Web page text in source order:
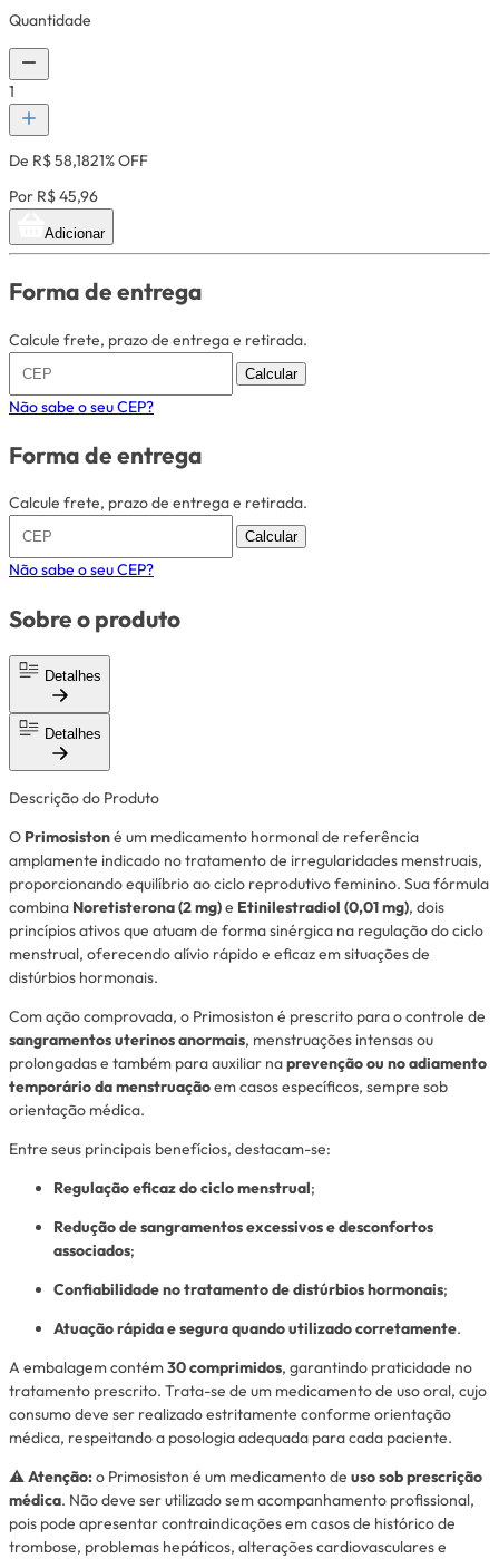
Quantidade
1
De R$ 58,1821% OFF
Por R$ 45,96
Adicionar
Forma de entrega
Calcule frete, prazo de entrega e retirada.
Calcular
Não sabe o seu CEP?
Forma de entrega
Calcule frete, prazo de entrega e retirada.
Calcular
Não sabe o seu CEP?
Sobre o produto
Detalhes
Detalhes
Descrição do Produto
O Primosistoné um medicamento hormonal de referência
amplamente indicado no tratamento de irregularidades menstruais,
proporcionando equilíbrio ao ciclo reprodutivo feminino. Sua fórmula
combina Noretisterona (2 mg)e Etinilestradiol (0,01 mg), dois
princípios ativos que atuam de forma sinérgica na regulação do ciclo
menstrual, oferecendo alívio rápido e eficaz em situações de
distúrbios hormonais.
Com ação comprovada, o Primosiston é prescrito para o controle de
sangramentos uterinos anormais, menstruações intensas ou
prolongadas e também para auxiliar naprevenção ou no adiamento
temporário da menstruaçãoem casos específicos, sempre sob
orientação médica.
Entre seus principais benefícios, destacam-se:
Regulação eficaz do ciclo menstrual;
Redução de sangramentos excessivos e desconfortos
associados;
Confiabilidade no tratamento de distúrbios hormonais;
Atuação rápida e segura quando utilizado corretamente.
A embalagem contém30 comprimidos, garantindo praticidade no
tratamento prescrito. Trata-se de um medicamento de uso oral, cujo
consumo deve ser realizado estritamente conforme orientação
médica, respeitando a posologia adequada para cada paciente.
⚠️Atenção:o Primosiston é um medicamento de uso sob prescrição
médica. Não deve ser utilizado sem acompanhamento profissional,
pois pode apresentar contraindicações em casos de histórico de
trombose, problemas hepáticos, alterações cardiovasculares e